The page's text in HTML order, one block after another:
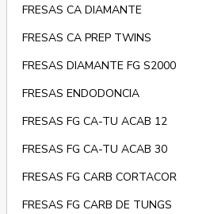
FRESAS CA DIAMANTE
FRESAS CA PREP TWINS
FRESAS DIAMANTE FG S2000
FRESAS ENDODONCIA
FRESAS FG CA-TU ACAB 12
FRESAS FG CA-TU ACAB 30
FRESAS FG CARB CORTACOR
FRESAS FG CARB DE TUNGS